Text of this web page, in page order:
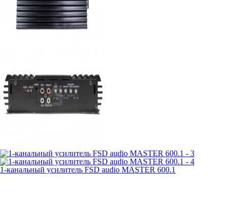
1-канальный усилитель FSD audio MASTER 600.1